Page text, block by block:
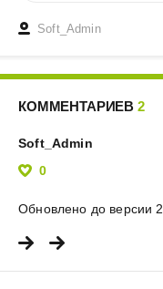
Soft_Admin
КОММЕНТАРИЕВ 2
Soft_Admin
0
Обновлено до версии